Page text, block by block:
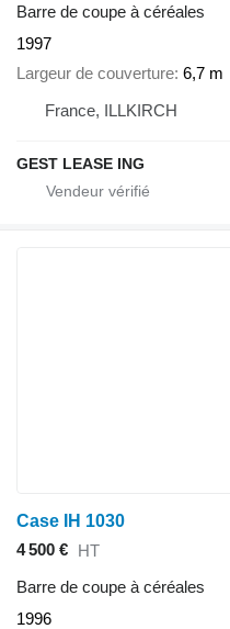
Barre de coupe à céréales
1997
Largeur de couverture 6,7 m
France, ILLKIRCH
GEST LEASE ING
Case IH 1030
4 500 € HT
Barre de coupe à céréales
1996